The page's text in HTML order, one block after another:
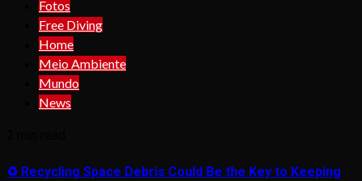
Fotos
Free Diving
Home
Meio Ambiente
Mundo
News
♻️ Recycling Space Debris Could Be the Key to Keeping